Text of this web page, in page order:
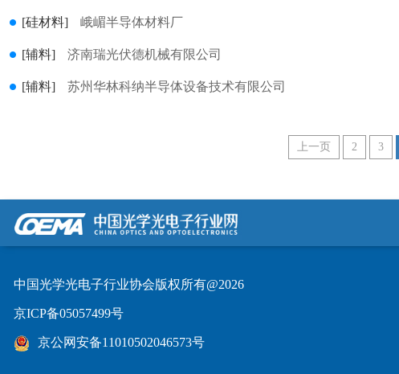
[硅材料] 峨嵋半导体材料厂
[辅料] 济南瑞光伏德机械有限公司
[辅料] 苏州华林科纳半导体设备技术有限公司
上一页 2 3
中国光学光电子行业协会版权所有@2026
京ICP备05057499号
京公网安备11010502046573号